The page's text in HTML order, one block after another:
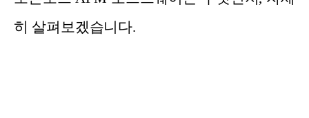
히 살펴보겠습니다.